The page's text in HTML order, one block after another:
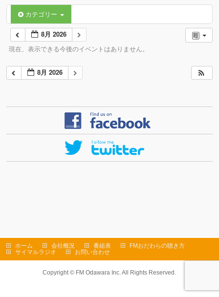
カテゴリー
8月 2026
現在、表示できる今後のイベントはありません。
8月 2026
ホーム 会社概況 番組表
FMおだわらの聴き方
サイマルラジオ
お問い合わせ
Copyright © FM Odawara Inc.All Rights Reserved.